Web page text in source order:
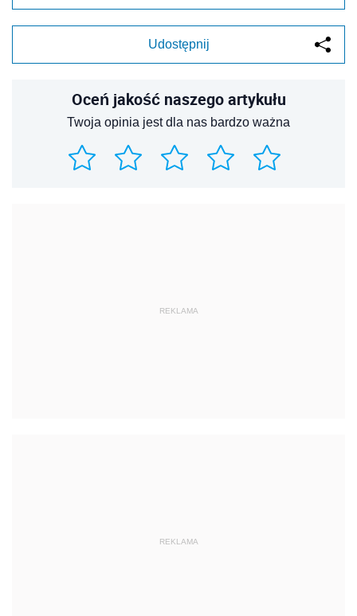
Udostępnij
Oceń jakość naszego artykułu
Twoja opinia jest dla nas bardzo ważna
REKLAMA
REKLAMA